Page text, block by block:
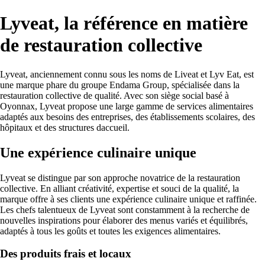
Lyveat, la référence en matière
de restauration collective
Lyveat, anciennement connu sous les noms de Liveat et Lyv Eat, est
une marque phare du groupe Endama Group, spécialisée dans la
restauration collective de qualité. Avec son siège social basé à
Oyonnax, Lyveat propose une large gamme de services alimentaires
adaptés aux besoins des entreprises, des établissements scolaires, des
hôpitaux et des structures daccueil.
Une expérience culinaire unique
Lyveat se distingue par son approche novatrice de la restauration
collective. En alliant créativité, expertise et souci de la qualité, la
marque offre à ses clients une expérience culinaire unique et raffinée.
Les chefs talentueux de Lyveat sont constamment à la recherche de
nouvelles inspirations pour élaborer des menus variés et équilibrés,
adaptés à tous les goûts et toutes les exigences alimentaires.
Des produits frais et locaux